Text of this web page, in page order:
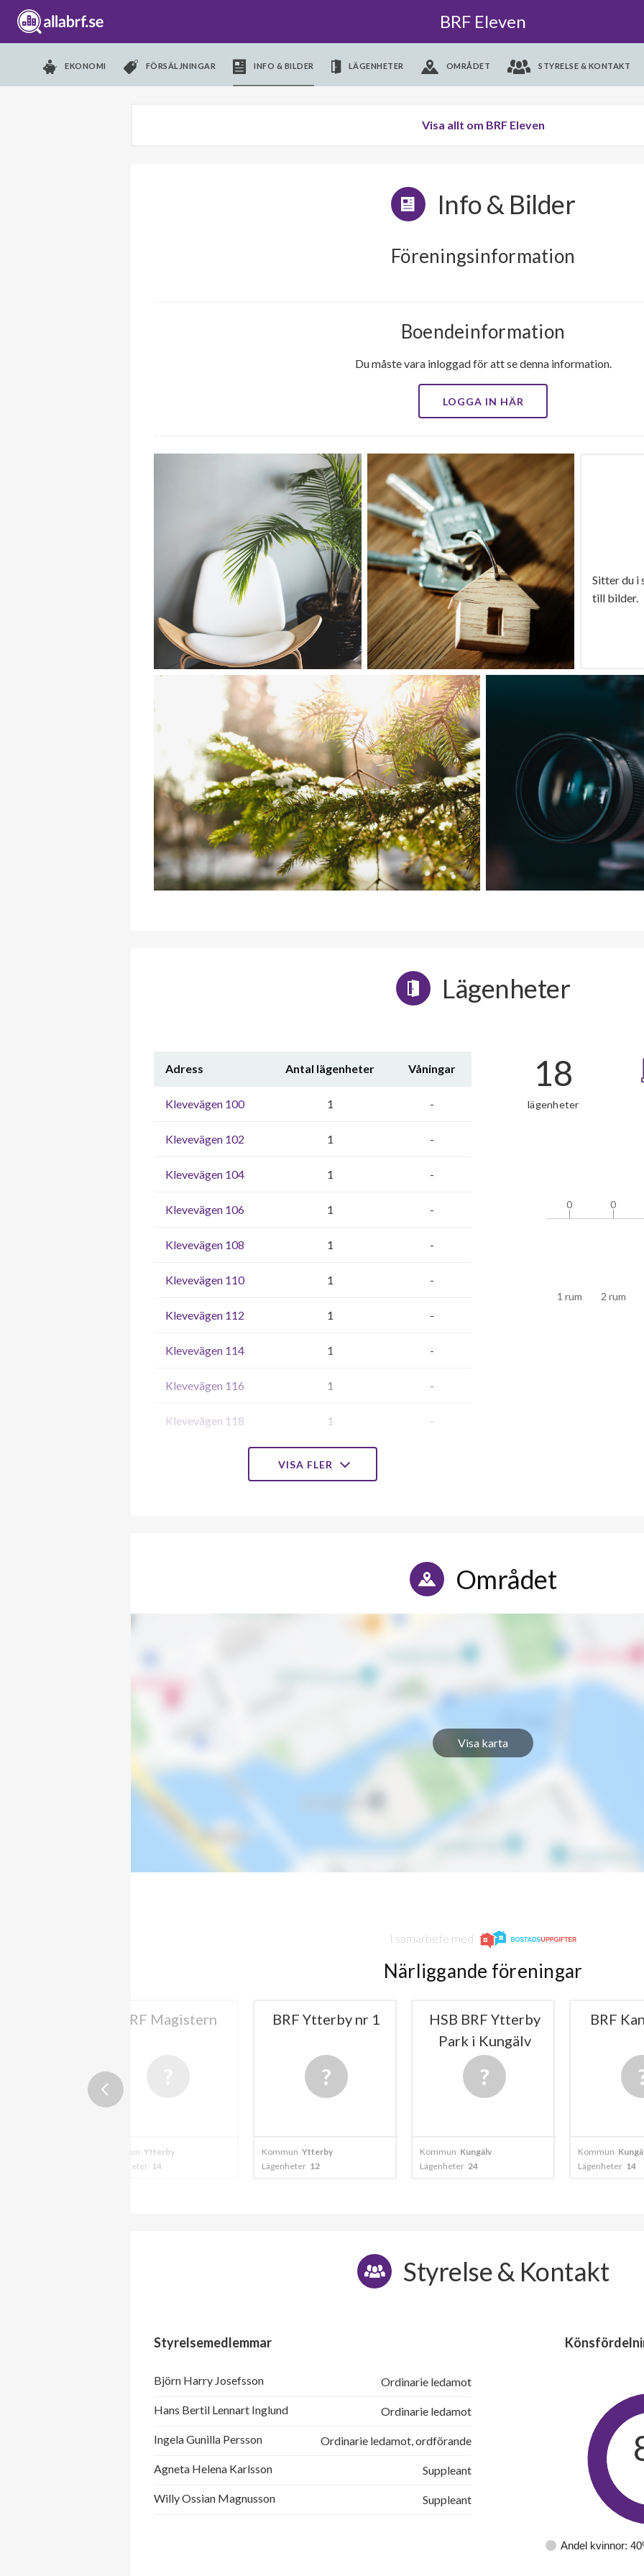
BRF Eleven
EKONOMI FÖRSÄLJNINGAR INFO & BILDER LÄGENHETER OMRÅDET STYRELSE & KONTAKT
Visa allt om BRF Eleven
Info & Bilder
Föreningsinformation
Boendeinformation
Du måste vara inloggad för att se denna information.
LOGGA IN HÄR
Sitter du i
till bilder.
Lägenheter
Adress Antal lägenheter Våningar
Klevevägen 100 1 -
Klevevägen 102 1 -
Klevevägen 104 1 -
Klevevägen 106 1 -
Klevevägen 108 1 -
Klevevägen 110 1 -
Klevevägen 112 1 -
Klevevägen 114 1 -
Klevevägen 116 1 -
Klevevägen 118 1 -
-
-
VISA FLER
18
lägenheter
1 rum 2 rum
0
0 0
0
Området
Visa karta
I samarbete med
Närliggande föreningar
BRF Magistern
Kommun Ytterby
Lägenheter 14
BRF Ytterby nr 1
Kommun Ytterby
Lägenheter 12
HSB BRF Ytterby
Park i Kungälv
Kommun Kungälv
Lägenheter 24
BRF
Kommun
Lägenheter 14
Styrelse & Kontakt
Styrelsemedlemmar
Björn Harry Josefsson Ordinarie ledamot
Hans Bertil Lennart Inglund Ordinarie ledamot
Ingela Gunilla Persson Ordinarie ledamot, ordförande
Agneta Helena Karlsson Suppleant
Willy Ossian Magnusson Suppleant
Andel kvinnor: